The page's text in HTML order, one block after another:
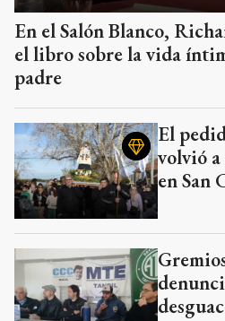
En el Salón Blanco,
el libro sobre la vida
padre
El
volvió
en San